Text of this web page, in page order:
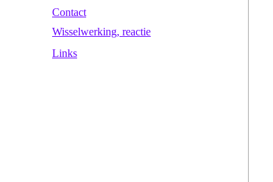
Wisselwerking, reactie
Links
Contact